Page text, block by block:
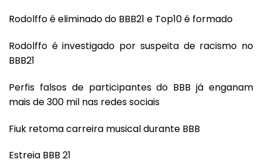
Rodolffo é eliminado do BBB21 e Top10 é formado
Rodolffo é investigado por suspeita de racismo no
BBB21
Perfis falsos de participantes do BBB já enganam
mais de 300 mil nas redes sociais
Fiuk retoma carreira musical durante BBB
Estreia BBB 21